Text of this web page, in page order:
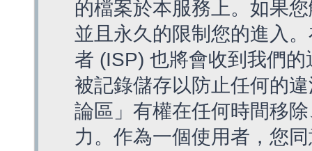
的檔案於本服務上。如果
並且永久的限制您的進入
者 (ISP) 也將會收到我們
被記錄儲存以防止任何的
論區」有權在任何時間移
力。作為一個使用者，您